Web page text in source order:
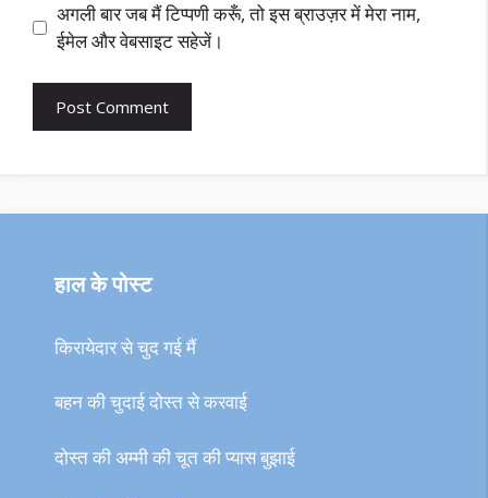
अगली बार जब मैं टिप्पणी करूँ, तो इस ब्राउज़र में मेरा नाम,
ईमेल और वेबसाइट सहेजें।
हाल के पोस्ट
किरायेदार से चुद गई मैं
बहन की चुदाई दोस्त से करवाई
दोस्त की अम्मी की चूत की प्यास बुझाई